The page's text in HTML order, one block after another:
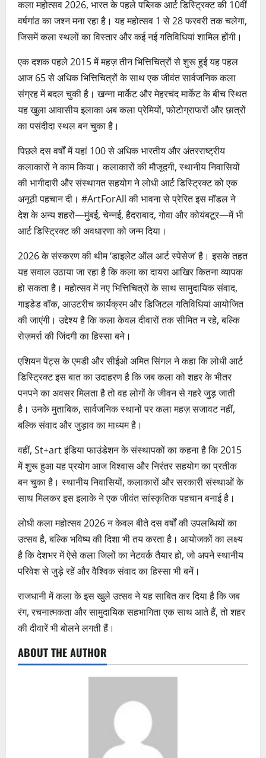
कला महोत्सव 2026, भारत के पहले पब्लिक आर्ट डिस्ट्रिक्ट की 10वीं
वर्षगांठ का जश्न मना रहा है। यह महोत्सव 1 से 28 फरवरी तक चलेगा,
जिसमें कला स्थलों का विस्तार और कई नई गतिविधियां शामिल होंगी।
एक दशक पहले 2015 में महज़ तीन भित्तिचित्रों से शुरू हुई यह पहल
आज 65 से अधिक भित्तिचित्रों के साथ एक जीवंत सार्वजनिक कला
संग्रह में बदल चुकी है। खन्ना मार्केट और मेहरचंद मार्केट के बीच स्थित
यह खुला आवासीय इलाका अब कला प्रेमियों, फोटोग्राफरों और छात्रों
का पसंदीदा स्थल बन चुका है।
पिछले दस वर्षों में यहां 100 से अधिक भारतीय और अंतरराष्ट्रीय
कलाकारों ने काम किया। कलाकारों की मौजूदगी, स्थानीय निवासियों
की भागीदारी और संस्थागत सहयोग ने लोधी आर्ट डिस्ट्रिक्ट को एक
अनूठी पहचान दी। #ArtForAll की भावना से प्रेरित इस मॉडल ने
देश के अन्य शहरों—मुंबई, चेन्नई, हैदराबाद, गोवा और कोयंबटूर—में भी
आर्ट डिस्ट्रिक्ट की अवधारणा को जन्म दिया।
2026 के संस्करण की थीम ‘डाइलेट ऑल आर्ट स्पेसेज’ है। इसके तहत
यह सवाल उठाया जा रहा है कि कला का दायरा आखिर कितना व्यापक
हो सकता है। महोत्सव में नए भित्तिचित्रों के साथ सामुदायिक संवाद,
गाइडेड वॉक, आउटरीच कार्यक्रम और डिजिटल गतिविधियां आयोजित
की जाएंगी। उद्देश्य है कि कला केवल दीवारों तक सीमित न रहे, बल्कि
रोज़मर्रा की जिंदगी का हिस्सा बने।
एशियन पेंट्स के एमडी और सीईओ अमित सिंगल ने कहा कि लोधी आर्ट
डिस्ट्रिक्ट इस बात का उदाहरण है कि जब कला को शहर के भीतर
पनपने का अवसर मिलता है तो वह लोगों के जीवन से गहरे जुड़ जाती
है। उनके मुताबिक, सार्वजनिक स्थानों पर कला महज़ सजावट नहीं,
बल्कि संवाद और जुड़ाव का माध्यम है।
वहीं, St+art इंडिया फाउंडेशन के संस्थापकों का कहना है कि 2015
में शुरू हुआ यह प्रयोग आज विश्वास और निरंतर सहयोग का प्रतीक
बन चुका है। स्थानीय निवासियों, कलाकारों और सरकारी संस्थाओं के
साथ मिलकर इस इलाके ने एक जीवंत सांस्कृतिक पहचान बनाई है।
लोधी कला महोत्सव 2026 न केवल बीते दस वर्षों की उपलब्धियों का
उत्सव है, बल्कि भविष्य की दिशा भी तय करता है। आयोजकों का लक्ष्य
है कि देशभर में ऐसे कला जिलों का नेटवर्क तैयार हो, जो अपने स्थानीय
परिवेश से जुड़े रहें और वैश्विक संवाद का हिस्सा भी बनें।
राजधानी में कला के इस खुले उत्सव ने यह साबित कर दिया है कि जब
रंग, रचनात्मकता और सामुदायिक सहभागिता एक साथ आते हैं, तो शहर
की दीवारें भी बोलने लगती हैं।
ABOUT THE AUTHOR